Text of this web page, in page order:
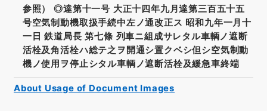
参照） ◎達第十一号 大正十四年九月達第三百五十五
号空気制動機取扱手続中左ノ通改正ス 昭和九年一月十
一日 鉄道局長 第七條 列車ニ組成サレタル車輌ノ遮断
活栓及角活栓ハ総テ之ヲ開通シ置クベシ但シ空気制動
機ノ使用ヲ停止シタル車輌ノ遮断活栓及緩急車終端
About Usage of Document Images